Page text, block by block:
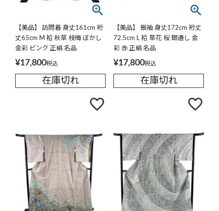
【美品】 訪問着 身丈161cm 裄
丈65cm M 袷 秋草 枝梅 ぼかし
金彩 ピンク 正絹 名品
¥17,800税込
在庫切れ
【美品】 振袖 身丈172cm 裄丈
72.5cm L 袷 草花 桜 銀通し 金
彩 赤 正絹 名品
¥17,800税込
在庫切れ